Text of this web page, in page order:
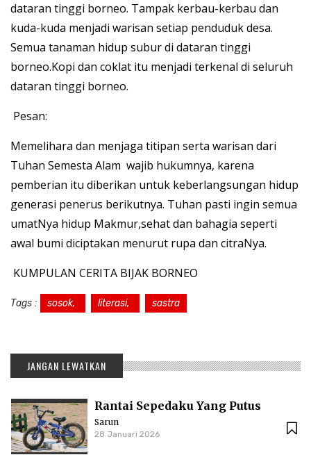
dataran tinggi borneo. Tampak kerbau-kerbau dan
kuda-kuda menjadi warisan setiap penduduk desa.
Semua tanaman hidup subur di dataran tinggi
borneo.Kopi dan coklat itu menjadi terkenal di seluruh
dataran tinggi borneo.
Pesan:
Memelihara dan menjaga titipan serta warisan dari
Tuhan Semesta Alam wajib hukumnya, karena
pemberian itu diberikan untuk keberlangsungan hidup
generasi penerus berikutnya. Tuhan pasti ingin semua
umatNya hidup Makmur,sehat dan bahagia seperti
awal bumi diciptakan menurut rupa dan citraNya.
KUMPULAN CERITA BIJAK BORNEO
Tags : sosok, literasi, sastra
JANGAN LEWATKAN
Rantai Sepedaku Yang Putus
Sarun
28 Januari 2026